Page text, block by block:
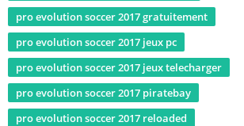
pro evolution soccer 2017 gratuitement
pro evolution soccer 2017 jeux pc
pro evolution soccer 2017 jeux telecharger
pro evolution soccer 2017 piratebay
pro evolution soccer 2017 reloaded